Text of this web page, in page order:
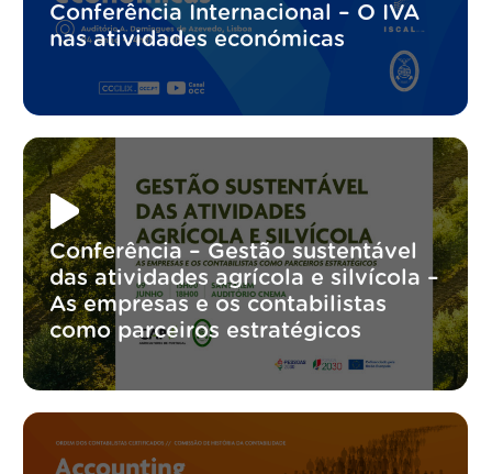
Conferência Internacional – O IVA
nas atividades económicas
Conferência – Gestão sustentável
das atividades agrícola e silvícola –
As empresas e os contabilistas
como parceiros estratégicos